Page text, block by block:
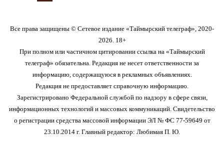
Все права защищены © Сетевое издание «Таймырский телеграф», 2020-
2026. 18+
При полном или частичном цитировании ссылка на «Таймырский
телеграф» обязательна. Редакция не несет ответственности за
информацию, содержащуюся в рекламных объявлениях.
Редакция не предоставляет справочную информацию.
Зарегистрировано Федеральной службой по надзору в сфере связи,
информационных технологий и массовых коммуникаций. Свидетельство
о регистрации средства массовой информации ЭЛ № ФС 77-59649 от
23.10.2014 г. Главный редактор: Любимая П. Ю.